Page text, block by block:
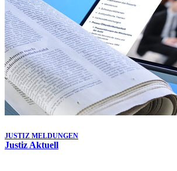
JUSTIZ MELDUNGEN
Justiz Aktuell